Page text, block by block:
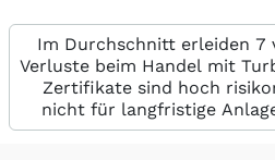
Im Durchschnitt erleiden 7
Verluste beim Handel mit
Zertifikate sind hoch
nicht für langfristige